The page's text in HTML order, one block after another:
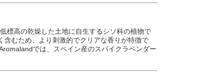
標高の乾燥した土地に自生するシソ科の植物で
むため、より刺激的でクリアな香りが特徴で
では、スペイン産のスパイクラベンダー